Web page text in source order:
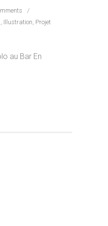
/
, Illustration, Projet
au Bar En